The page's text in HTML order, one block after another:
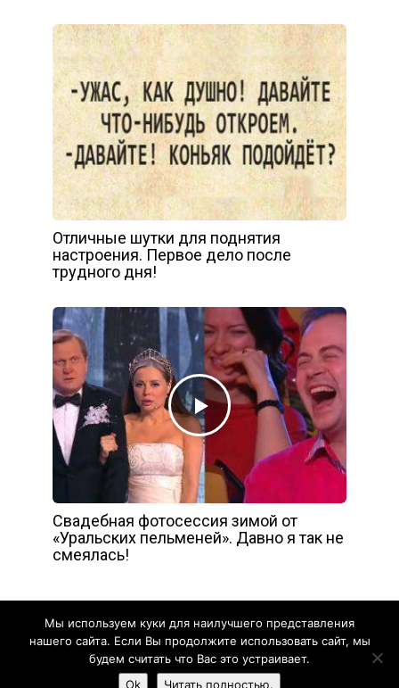
Отличные шутки для поднятия
настроения. Первое дело после
трудного дня!
Свадебная фотосессия зимой от
«Уральских пельменей». Давно я так не
смеялась!
Жизнь прекрасна - 2020
Мы используем куки для наилучшего представления
нашего сайта. Если Вы продолжите использовать сайт, мы
будем считать что Вас это устраивает.
Ok
Читать полностью.